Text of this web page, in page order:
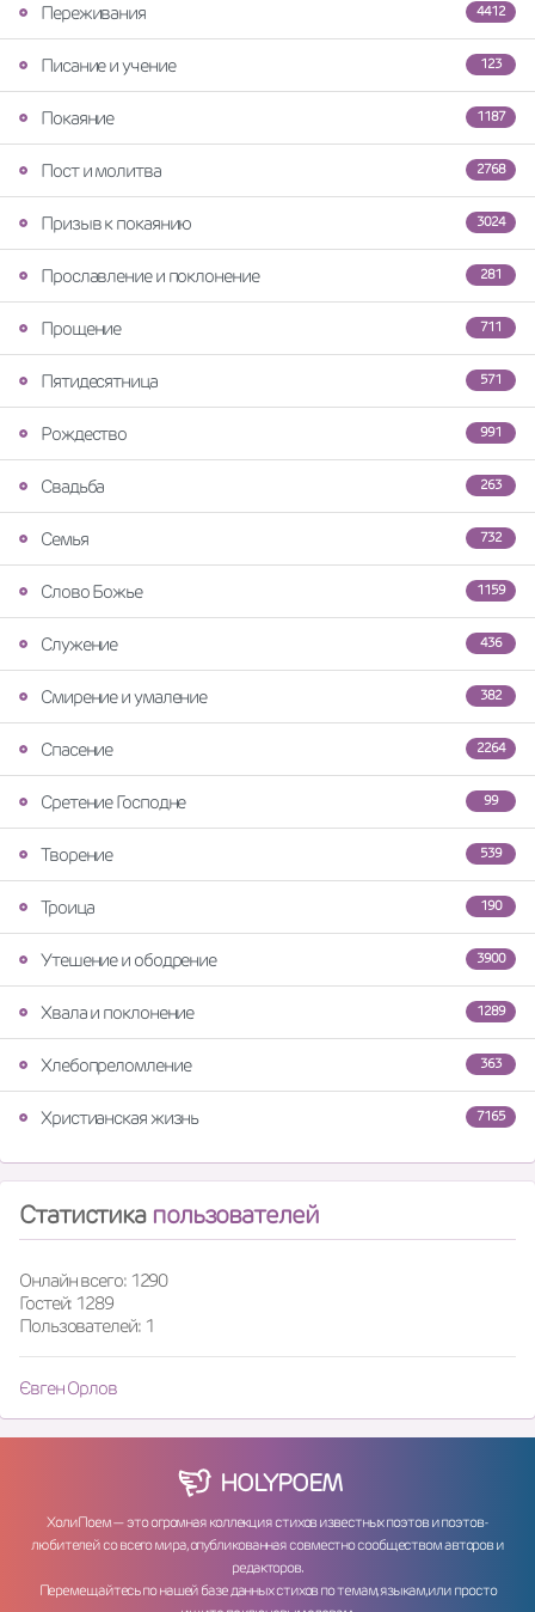
4412
Переживания
123
Писание и учение
1187
Покаяние
2768
Пост и молитва
3024
Призыв к покаянию
281
Прославление и поклонение
711
Прощение
571
Пятидесятница
991
Рождество
263
Свадьба
732
Семья
1159
Слово Божье
436
Служение
382
Смирение и умаление
2264
Спасение
99
Сретение Господне
539
Творение
190
Троица
3900
Утешение и ободрение
1289
Хвала и поклонение
363
Хлебопреломление
7165
Христианская жизнь
Статистика пользователей
Онлайн всего: 1290
Гостей: 1289
Пользователей: 1
Євген Орлов
HOLYPOEM
ХолиПоем — это огромная коллекция стихов известных поэтов и поэтов-
любителей со всего мира, опубликованная совместно сообществом авторов и
редакторов.
Перемещайтесь по нашей базе данных стихов по темам, языкам, или просто